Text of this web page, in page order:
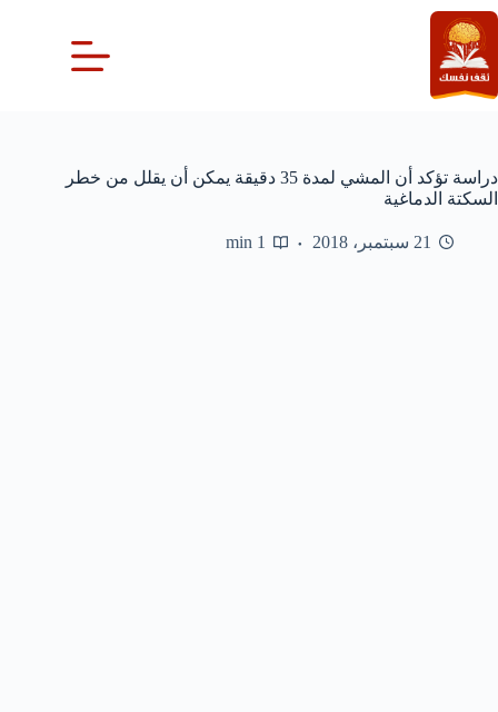
التجاوز
إلى
المحتوى
دراسة تؤكد أن المشي لمدة 35 دقيقة يمكن أن يقلل من خطر
السكتة الدماغية
21 سبتمبر، 2018 1 min